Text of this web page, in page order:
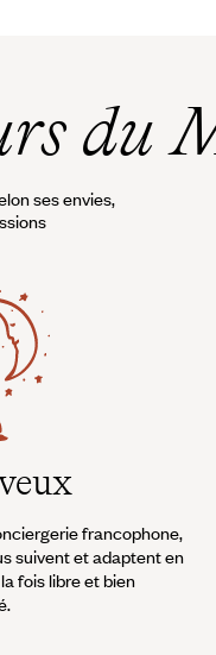
du
ses envies,
francophone,
suivent et adaptent en
fois libre et bien